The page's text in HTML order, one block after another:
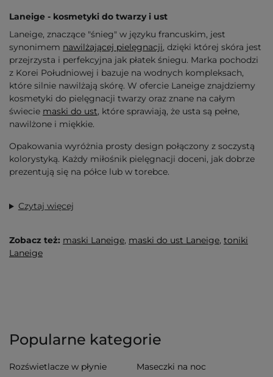
Laneige - kosmetyki do twarzy i ust
Laneige, znaczące "śnieg" w języku francuskim, jest
synonimem nawilżającej pielęgnacji, dzięki której skóra jest
przejrzysta i perfekcyjna jak płatek śniegu. Marka pochodzi
z Korei Południowej i bazuje na wodnych kompleksach,
które silnie nawilżają skórę. W ofercie Laneige znajdziemy
kosmetyki do pielęgnacji twarzy oraz znane na całym
świecie maski do ust, które sprawiają, że usta są pełne,
nawilżone i miękkie.
Opakowania wyróżnia prosty design połączony z soczystą
kolorystyką. Każdy miłośnik pielęgnacji doceni, jak dobrze
prezentują się na półce lub w torebce.
Czytaj więcej
Zobacz też: maski Laneige, maski do ust Laneige, toniki
Laneige
Popularne kategorie
Rozświetlacze w płynie Maseczki na noc